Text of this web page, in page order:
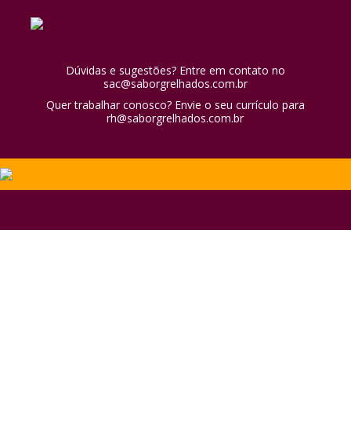
Dúvidas e sugestões? Entre em contato no
sac@saborgrelhados.com.br
Quer trabalhar conosco? Envie o seu currículo para
rh@saborgrelhados.com.br